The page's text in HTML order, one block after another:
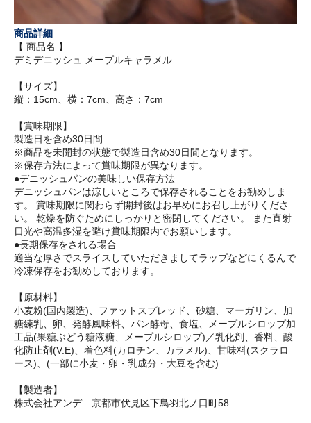
商品詳細
【 商品名 】
デミデニッシュ メープルキャラメル
【サイズ】
縦：15cm、横：7cm、高さ：7cm
【賞味期限】
製造日を含め30日間
※商品を未開封の状態で製造日含め30日間となります。
※保存方法によって賞味期限が異なります。
●デニッシュパンの美味しい保存方法
デニッシュパンは涼しいところで保存されることをお勧めしま
す。 賞味期限に関わらず開封後はお早めにお召し上がりくださ
い。 乾燥を防ぐためにしっかりと密閉してください。 また直射
日光や高温多湿を避け賞味期限内でお願いします。
●長期保存をされる場合
適当な厚さでスライスしていただきましてラップなどにくるんで
冷凍保存をお勧めしております。
【原材料】
小麦粉(国内製造)、ファットスプレッド、砂糖、マーガリン、加
糖練乳、卵、発酵風味料、パン酵母、食塩、メープルシロップ加
工品(果糖ぶどう糖液糖、メープルシロップ)／乳化剤、香料、酸
化防止剤(V.E)、着色料(カロチン、カラメル)、甘味料(スクラロ
ース)、(一部に小麦・卵・乳成分・大豆を含む)
【製造者】
株式会社アンデ 京都市伏見区下鳥羽北ノ口町58